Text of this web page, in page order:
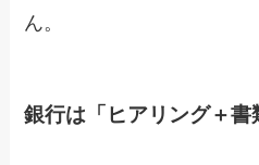
ん。
銀行は「ヒアリング＋